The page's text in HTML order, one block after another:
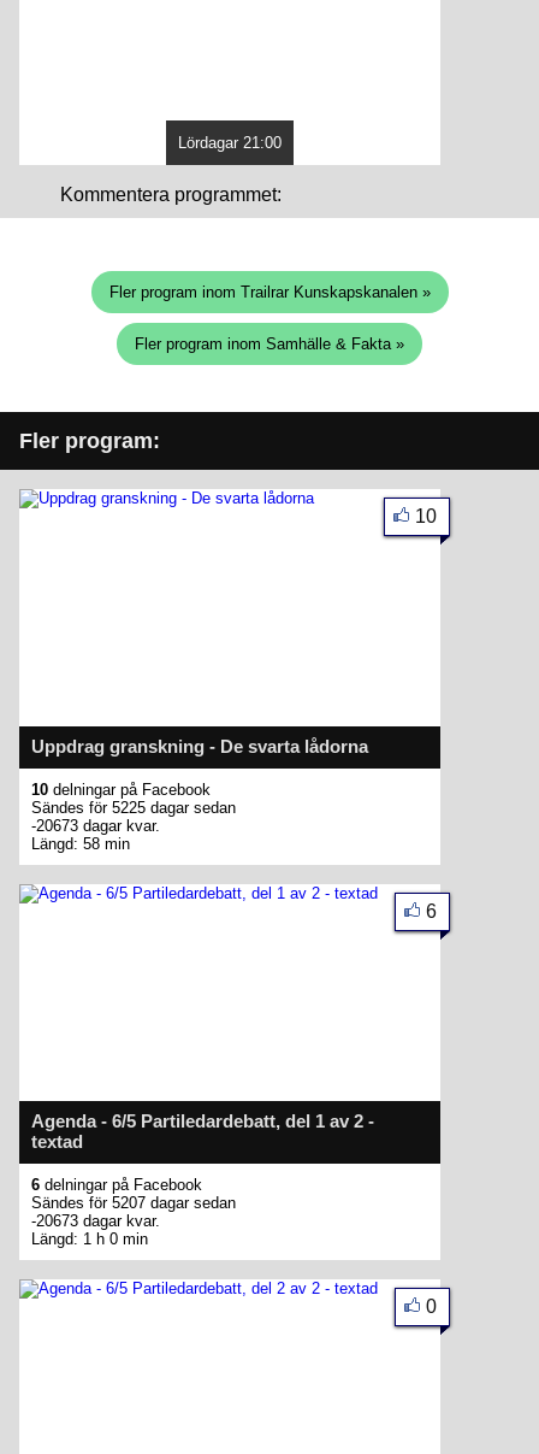
Lördagar 21:00
Kommentera programmet:
Fler program inom Trailrar Kunskapskanalen »
Fler program inom Samhälle & Fakta »
Fler program:
Uppdrag granskning - De svarta lådorna
10
10 delningar på Facebook
Sändes för 5225 dagar sedan
-20673 dagar kvar.
Längd: 58 min
Agenda - 6/5 Partiledardebatt, del 1 av 2 -
textad
6
6 delningar på Facebook
Sändes för 5207 dagar sedan
-20673 dagar kvar.
Längd: 1 h 0 min
0